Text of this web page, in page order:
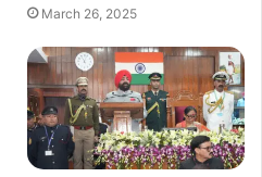
March 26, 2025